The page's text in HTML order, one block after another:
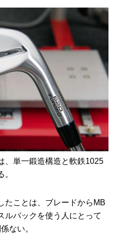
、単一鍛造構造と軟鉄1025
たことは、ブレードからMB
ルバックを使う人にとって
ない。